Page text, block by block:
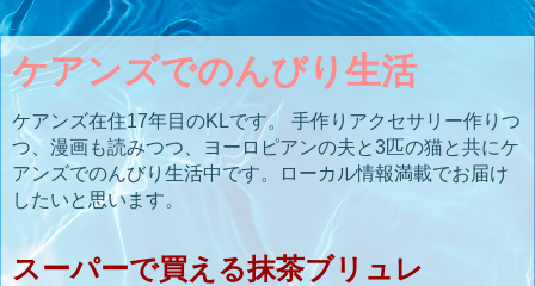
ケアンズでのんびり生活
ケアンズ在住17年目のKLです。 手作りアクセサリー作りつ
つ、漫画も読みつつ、ヨーロピアンの夫と3匹の猫と共にケ
アンズでのんびり生活中です。ローカル情報満載でお届け
したいと思います。
スーパーで買える抹茶ブリュレ